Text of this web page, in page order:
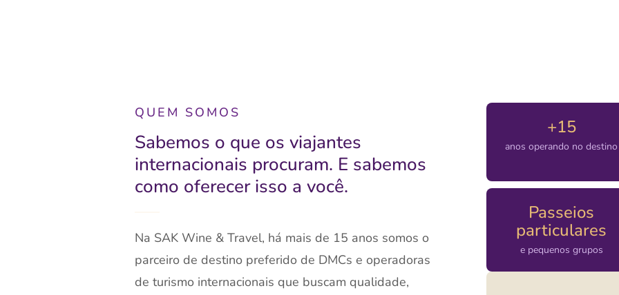
QUEM SOMOS
Sabemos o que os viajantes
internacionais procuram. E sabemos
como oferecer isso a você.
Na SAK Wine & Travel, há mais de 15 anos somos o
parceiro de destino preferido de DMCs e operadoras
de turismo internacionais que buscam qualidade,
+15
anos operando no destino
Passeios
particulares
e pequenos grupos